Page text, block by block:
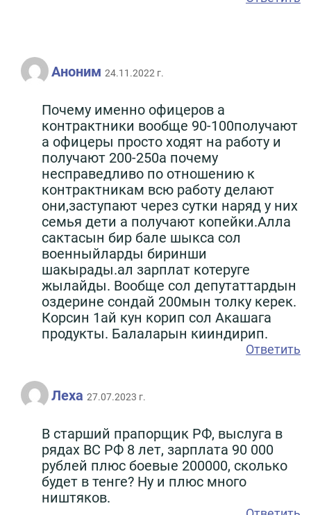
Аноним 24.11.2022 г.
Почему именно офицеров а
контрактники вообще 90-100получают
а офицеры просто ходят на работу и
получают 200-250а почему
несправедливо по отношению к
контрактникам всю работу делают
они,заступают через сутки наряд у них
семья дети а получают копейки.Алла
сактасын бир бале шыкса сол
военныйларды биринши
шакырады.ал зарплат котеруге
жылайды. Вообще сол депутаттардын
оздерине сондай 200мын толку керек.
Корсин 1ай кун корип сол Акашага
продукты. Балаларын кииндирип.
Ответить
Леха 27.07.2023 г.
В старший прапорщик РФ, выслуга в
рядах ВС РФ 8 лет, зарплата 90 000
рублей плюс боевые 200000, сколько
будет в тенге? Ну и плюс много
ништяков.